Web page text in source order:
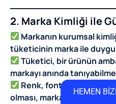
2. Marka Kimliği ile
Markanın kurumsal
tüketicinin marka ile
Tüketici, bir ürünün
markayı anında
Renk, font, logo ve
olması, marka sadakatini
HEMEN